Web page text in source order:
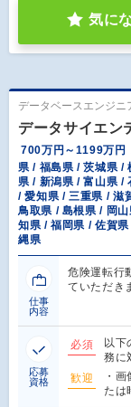
気に
データベースエンジニ
データサイエン
700万円～1199万円
県 / 福島県 / 茨城県 /
県 / 新潟県 / 富山県 /
/ 愛知県 / 三重県 / 滋
鳥取県 / 島根県 / 岡
知県 / 福岡県 / 佐賀
縄県
仕事
内容
危険運転行
ていただき
応募
資格
必須
以下
務に
歓迎
・
たは